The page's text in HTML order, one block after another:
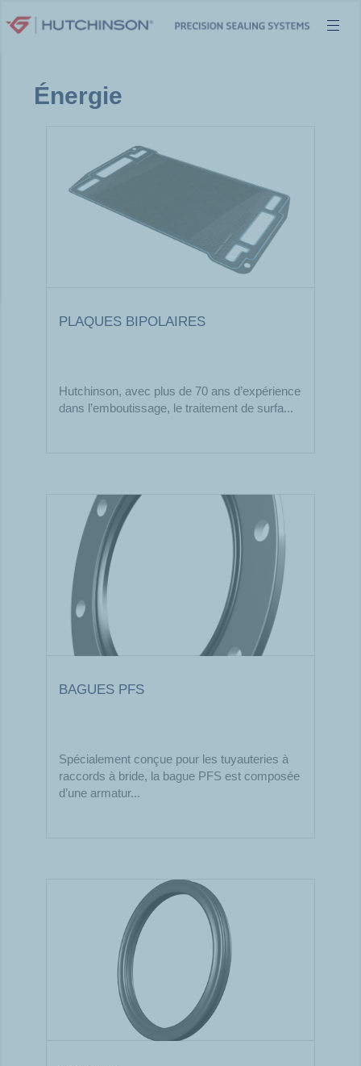
au
Énergie
PLAQUES BIPOLAIRES
Hutchinson, avec plus de 70 ans d’expérience
dans l’emboutissage, le traitement de surfa...
BAGUES PFS
Spécialement conçue pour les tuyauteries à
raccords à bride, la bague PFS est composée
d’une armatur...